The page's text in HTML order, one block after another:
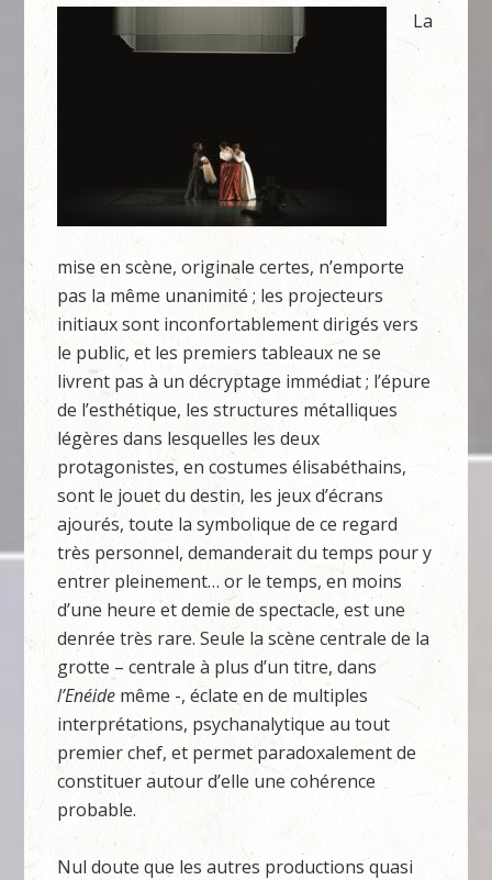
La
mise en scène, originale certes, n’emporte
pas la même unanimité ; les projecteurs
initiaux sont inconfortablement dirigés vers
le public, et les premiers tableaux ne se
livrent pas à un décryptage immédiat ; l’épure
de l’esthétique, les structures métalliques
légères dans lesquelles les deux
protagonistes, en costumes élisabéthains,
sont le jouet du destin, les jeux d’écrans
ajourés, toute la symbolique de ce regard
très personnel, demanderait du temps pour y
entrer pleinement… or le temps, en moins
d’une heure et demie de spectacle, est une
denrée très rare. Seule la scène centrale de la
grotte – centrale à plus d’un titre, dans
l’Enéidemême -, éclate en de multiples
interprétations, psychanalytique au tout
premier chef, et permet paradoxalement de
constituer autour d’elle une cohérence
probable.
Nul doute que les autres productions quasi